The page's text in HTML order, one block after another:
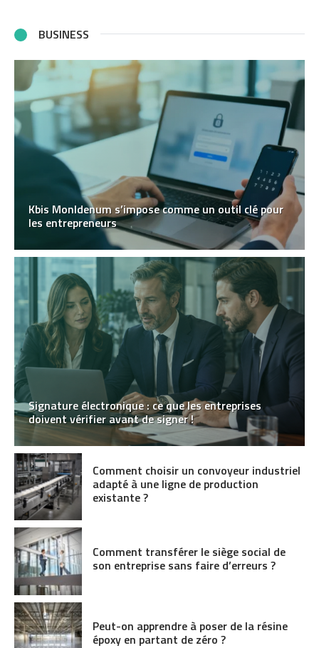
BUSINESS
Kbis MonIdenum s’impose comme un outil clé pour
les entrepreneurs
Signature électronique : ce que les entreprises
doivent vérifier avant de signer !
Comment choisir un convoyeur industriel
adapté à une ligne de production
existante ?
Comment transférer le siège social de
son entreprise sans faire d’erreurs ?
Peut-on apprendre à poser de la résine
époxy en partant de zéro ?